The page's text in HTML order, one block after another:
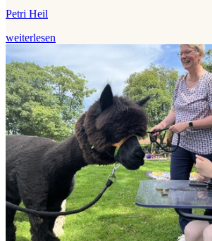
Petri Heil
weiterlesen